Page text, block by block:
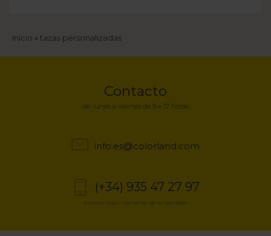
Sobrescribir
navegación
Inicio tazas personalizadas
Contacto
de lunes a viernes de 9 a 17 horas
info.es@colorland.com
(+34) 935 47 27 97
El coste según las tarifas de tu operador